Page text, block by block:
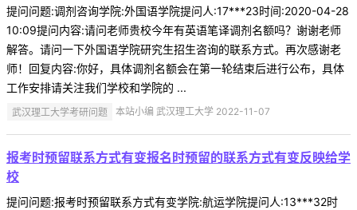
提问问题:调剂咨询学院:外国语学院提问人:17***23时间:2020-04-28
10:09提问内容:请问老师贵校今年有英语笔译调剂名额吗？谢谢老师
解答。请问一下外国语学院研究生招生咨询的联系方式。再次感谢老
师！回复内容:你好，具体调剂名额会在第一轮结束后进行公布，具体
工作安排请关注我们学校和学院的 ...
武汉理工大学考研问题 本站小编 武汉理工大学 2022-11-07
报考时预留联系方式有变报名时预留的联系方式有变反映给学
校
提问问题:报考时预留联系方式有变学院:航运学院提问人:13***32时